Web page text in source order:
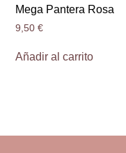
Mega Pantera Rosa
9,50 €
Añadir al carrito